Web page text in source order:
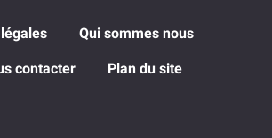
Qui sommes nous
contacter Plan du site